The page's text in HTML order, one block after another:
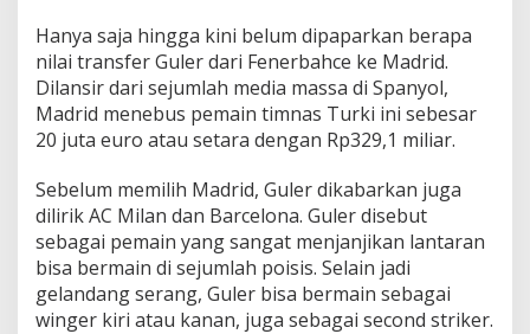
Hanya saja hingga kini belum dipaparkan berapa
nilai transfer Guler dari Fenerbahce ke Madrid.
Dilansir dari sejumlah media massa di Spanyol,
Madrid menebus pemain timnas Turki ini sebesar
20 juta euro atau setara dengan Rp329,1 miliar.
Sebelum memilih Madrid, Guler dikabarkan juga
dilirik AC Milan dan Barcelona. Guler disebut
sebagai pemain yang sangat menjanjikan lantaran
bisa bermain di sejumlah poisis. Selain jadi
gelandang serang, Guler bisa bermain sebagai
winger kiri atau kanan, juga sebagai second striker.